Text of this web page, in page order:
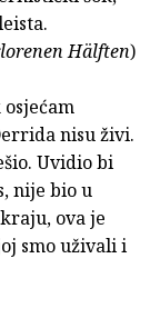
Hälften)
nisu živi.
Uvidio bi
nije bio u
ova je
smo uživali i